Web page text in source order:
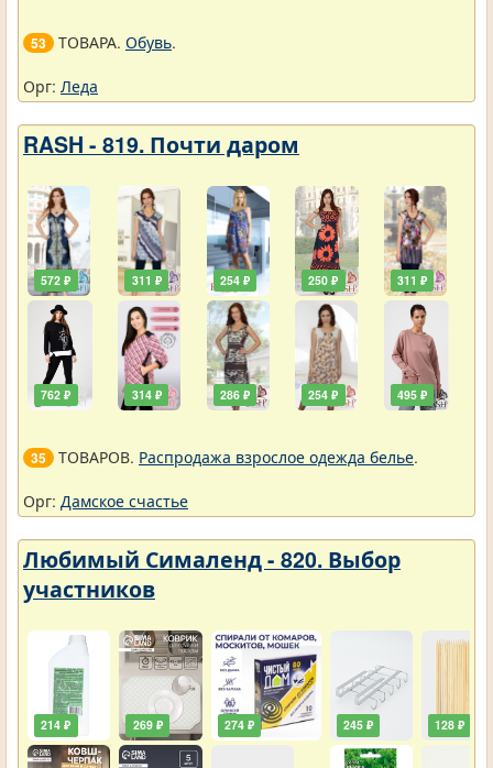
53 ТОВАРА. Обувь.
Орг: Леда
RASH - 819. Почти даром
572 ₽
762 ₽
311 ₽
314 ₽
254 ₽
286 ₽
250 ₽
254 ₽
311 ₽
495 ₽
35 ТОВАРОВ. Распродажа взрослое одежда белье.
Орг: Дамское счастье
Любимый Сималенд - 820. Выбор
участников
214 ₽ 269 ₽ 274 ₽ 245 ₽ 128 ₽